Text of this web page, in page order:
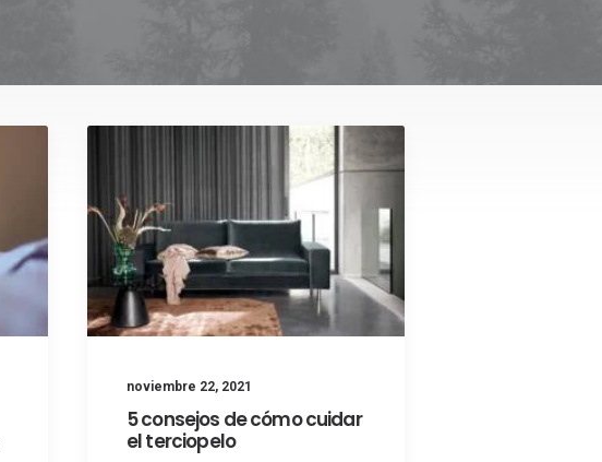
noviembre 22, 2021
5 consejos de cómo cuidar
el terciopelo